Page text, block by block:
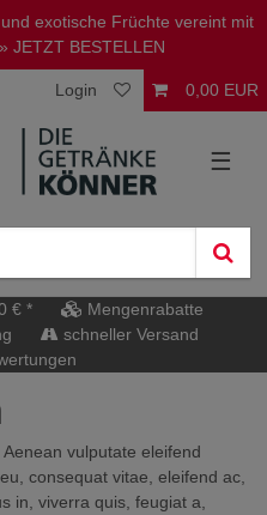
exotische Früchte vereint mit
» JETZT BESTELLEN
Login 0,00 EUR
☰
€ *
Mengenrabatte
schneller Versand
vulputate eleifend
consequat vitae, eleifend ac,
in, viverra quis, feugiat a,